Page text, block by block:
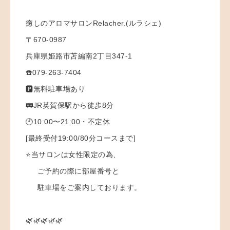
癒しのアロマサロンRelacher.(ルラシェ)
〒670-0987
兵庫県姫路市苫編南2丁目347-1
☎️079-263-7404
🅿️無料駐車場あり
🚃JR英賀保駅から徒歩8分
🕙10:00〜21:00・不定休
[最終受付19:00/80分コースまで]
⭐️当サロンは女性限定の為、
ご予約の際に部屋番号と
駐車場をご案内しております。
🌿🌿🌿🌿🌿